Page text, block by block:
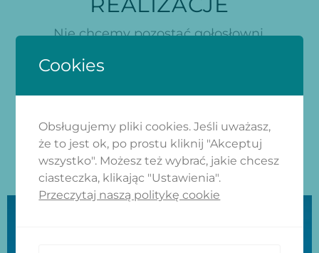
Nie chcemy pozostać gołosłowni,
prezentujemy nasze ostatnie
realizacje. To projekty duże i małe,
zaangażowaniem, na które
zasługuje każdy z naszych
Klientów.
Cookies
Obsługujemy pliki cookies. Jeśli uważasz,
że to jest ok, po prostu kliknij "Akceptuj
wszystko". Możesz też wybrać, jakie chcesz
ciasteczka, klikając "Ustawienia".
Przeczytaj naszą politykę cookie